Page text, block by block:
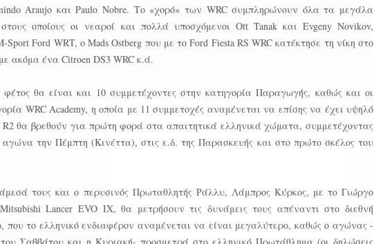
Araujo και Paulo Nobre. Το «χορό» των WRC συμπληρώνουν όλα τα μεγάλα
οποίους οι νεαροί και πολλά υποσχόμενοι Ott Tanak και Evgeny Novikov,
Ford WRT, o Mads Ostberg που με το Ford Fiesta RS WRC κατέκτησε τη νίκη στο
ακόμα ένα Citroen DS3 WRC κ.ά.
θα είναι και 10 συμμετέχοντες στην κατηγορία Παραγωγής, καθώς και οι
WRC Academy, η οποία με 11 συμμετοχές αναμένεται να επίσης να έχει υψηλό
θα βρεθούν για πρώτη φορά στα απαιτητικά ελληνικά χώματα, συμμετέχοντας
αγώνα την Πέμπτη (Κινέττα), στις ε.δ. της Παρασκευής και στο πρώτο σκέλος του
τους και ο περυσινός Πρωταθλητής Ράλλυ, Λάμπρος Κύρκος, με το Γιώργο
Lancer EVO IX, θα μετρήσουν τις δυνάμεις τους απέναντι στο διεθνή
που το ελληνικό ενδιαφέρον αναμένεται να είναι μεγαλύτερο, καθώς ο αγώνας -